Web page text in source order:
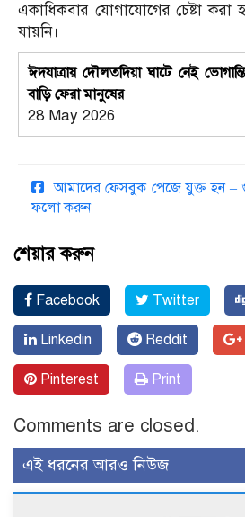
একাধিকবার যোগাযোগের চেষ্টা করা
যায়নি।
ঈদযাত্রায় দৌলতদিয়া ঘাটে নেই
বাড়ি ফেরা মানুষের
28 May 2026
আমাদের ফেসবুক পেজে যুক্ত হন –
ফলো করুন
শেয়ার করুন
Facebook Twitter
Linkedin Reddit
Pinterest Print
Comments are closed.
এই ধরনের আরও নিউজ